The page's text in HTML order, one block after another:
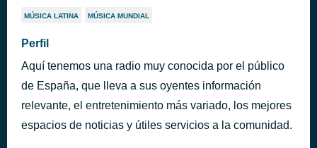
MÚSICA LATINA MÚSICA MUNDIAL
Perfil
Aquí tenemos una radio muy conocida por el público
de España, que lleva a sus oyentes información
relevante, el entretenimiento más variado, los mejores
espacios de noticias y útiles servicios a la comunidad.